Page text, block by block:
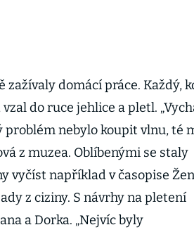
zažívaly domácí práce. Každý,
do ruce jehlice a pletl.
problém nebylo koupit vlnu, té
z muzea. Oblíbenými se staly
vyčíst například v časopise
z ciziny. S návrhy na pletení
a Dorka. „Nejvíc byly